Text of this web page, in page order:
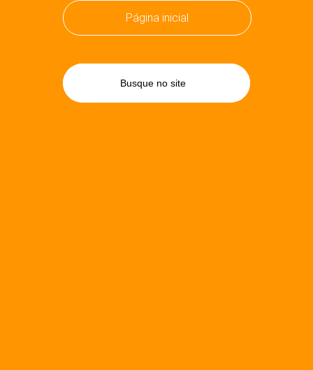
Página inicial